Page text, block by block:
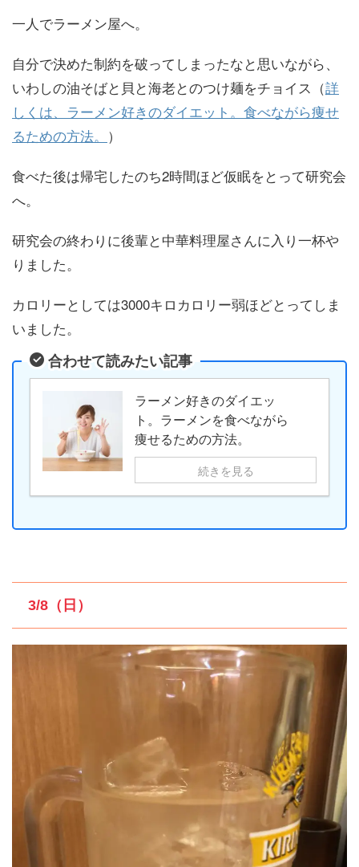
一人でラーメン屋へ。
自分で決めた制約を破ってしまったなと思いながら、
いわしの油そばと貝と海老とのつけ麺をチョイス（詳
しくは、ラーメン好きのダイエット。食べながら痩せ
るための方法。 ）
食べた後は帰宅したのち2時間ほど仮眠をとって研究会
へ。
研究会の終わりに後輩と中華料理屋さんに入り一杯や
りました。
カロリーとしては3000キロカロリー弱ほどとってしま
いました。
合わせて読みたい記事
ラーメン好きのダイエッ
ト。ラーメンを食べながら
痩せるための方法。
続きを見る
3/8（日）